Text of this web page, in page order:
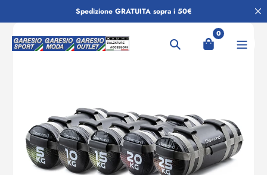
al
contenuto
Spedizione GRATUITA sopra i 50€
Ricerca
0